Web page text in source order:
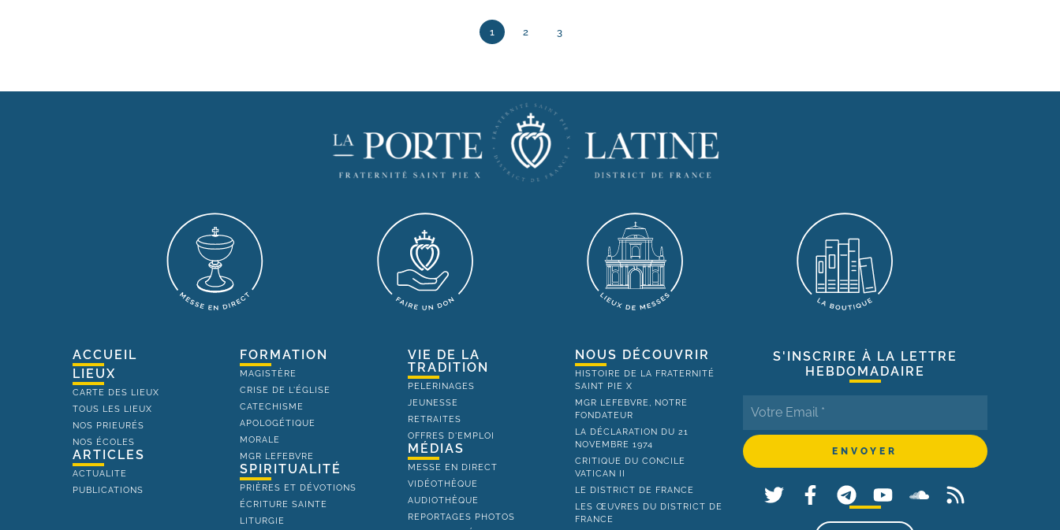
1 2 3
ACCUEIL
LIEUX
CARTE DES LIEUX
TOUS LES LIEUX
NOS PRIEURÉS
NOS ÉCOLES
ARTICLES
ACTUALITE
PUBLICATIONS
FORMATION
MAGISTÈRE
CRISE DE L'ÉGLISE
CATECHISME
APOLOGÉTIQUE
MORALE
MGR LEFEBVRE
SPIRITUALITÉ
PRIÈRES ET DÉVOTIONS
ÉCRITURE SAINTE
LITURGIE
VIE DE LA
TRADITION
PELERINAGES
JEUNESSE
RETRAITES
OFFRES D'EMPLOI
MÉDIAS
MESSE EN DIRECT
VIDÉOTHÈQUE
AUDIOTHÈQUE
REPORTAGES PHOTOS
NOUS DÉCOUVRIR
HISTOIRE DE LA FRATERNITÉ
SAINT PIE X
MGR LEFEBVRE, NOTRE
FONDATEUR
LA DÉCLARATION DU 21
NOVEMBRE 1974
CRITIQUE DU CONCILE
VATICAN II
LE DISTRICT DE FRANCE
LES ŒUVRES DU DISTRICT DE
FRANCE
S'INSCRIRE À LA LETTRE
HEBDOMADAIRE